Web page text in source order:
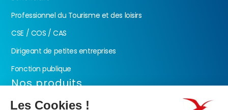
Professionnel du Tourisme et des loisirs
CSE / COS / CAS
Dirigeant de petites entreprises
Fonction publique
Nos produits